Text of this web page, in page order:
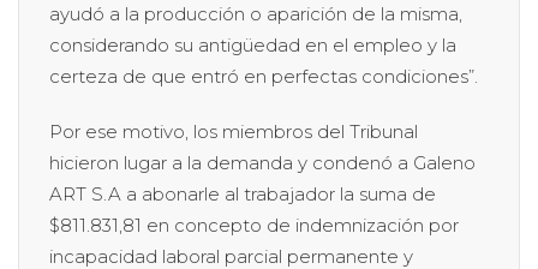
ayudó a la producción o aparición de la misma,
considerando su antigüedad en el empleo y la
certeza de que entró en perfectas condiciones”.
Por ese motivo, los miembros del Tribunal
hicieron lugar a la demanda y condenó a Galeno
ART S.A a abonarle al trabajador la suma de
$811.831,81 en concepto de indemnización por
incapacidad laboral parcial permanente y